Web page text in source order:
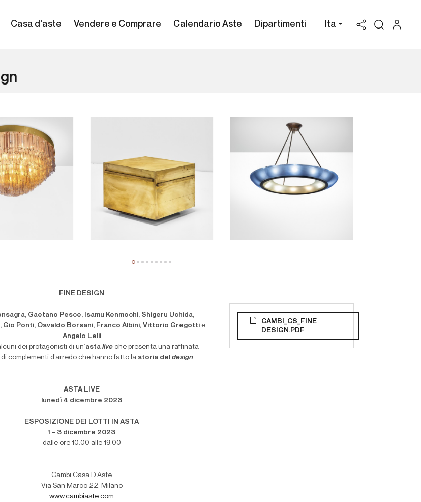
Casa d'aste Vendere e Comprare Calendario Aste Dipartimenti Ita
CAMBI_CS_FINE
DESIGN.PDF
FINE DESIGN
Gaetano Pesce, Isamu Kenmochi, Shigeru Uchida,
Gio Ponti, Osvaldo Borsani, Franco Albini, Vittorio Gregotti e
Angelo Lelii
dei protagonisti di un’asta live che presenta una raffinata
complementi d’arredo che hanno fatto la storia del design.
ASTA LIVE
lunedì 4 dicembre 2023
ESPOSIZIONE DEI LOTTI IN ASTA
1 – 3 dicembre 2023
dalle ore 10.00 alle 19.00
Cambi Casa D’Aste
Via San Marco 22, Milano
www.cambiaste.com